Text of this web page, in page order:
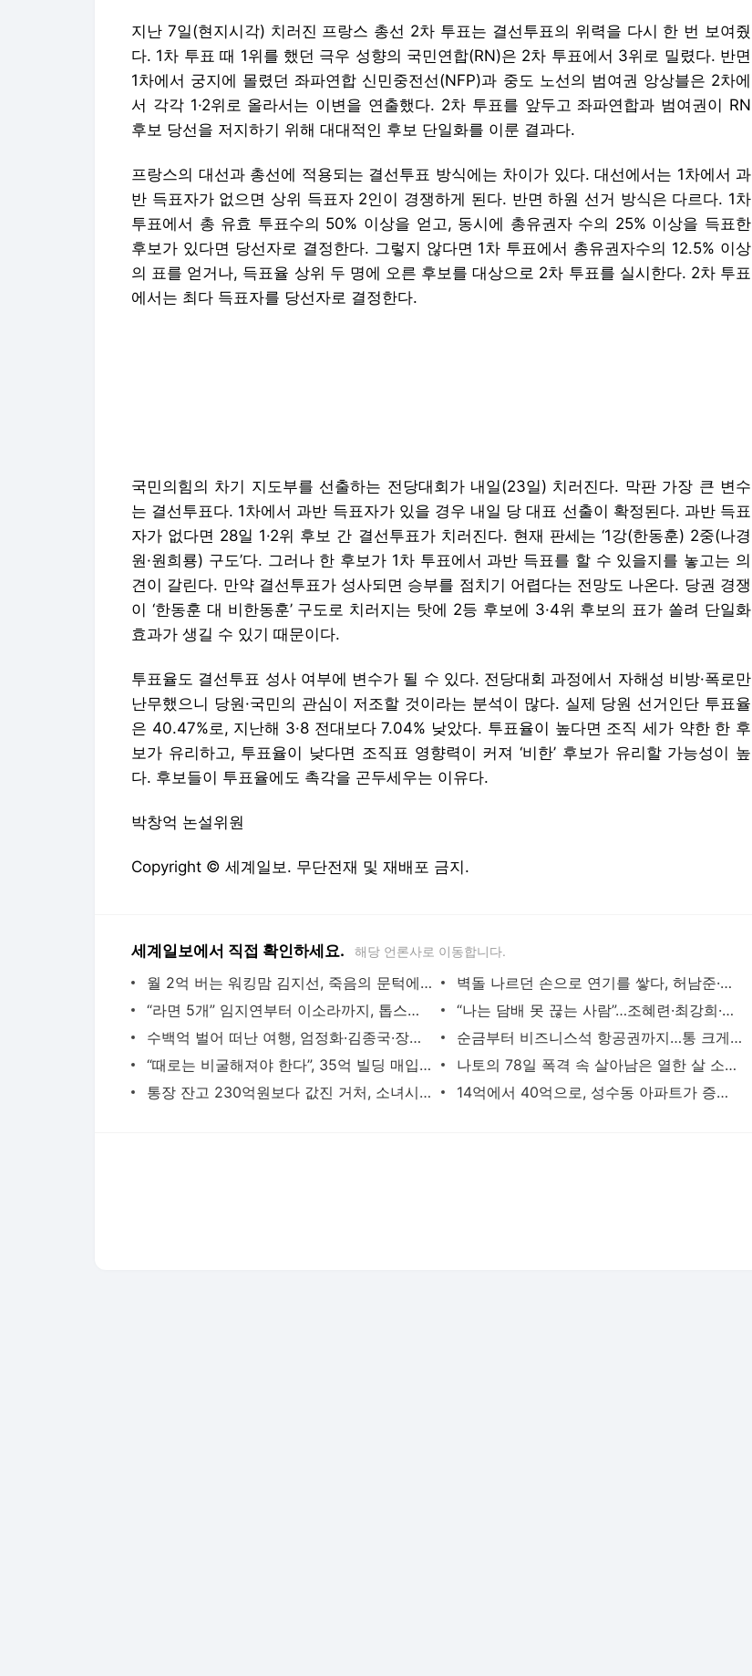
지난 7일(현지시각) 치러진 프랑스 총선 2차 투표는 결선투표의 위력을 다시 한 번 보여줬
다. 1차 투표 때 1위를 했던 극우 성향의 국민연합(RN)은 2차 투표에서 3위로 밀렸다. 반면
1차에서 궁지에 몰렸던 좌파연합 신민중전선(NFP)과 중도 노선의 범여권 앙상블은 2차에
서 각각 1·2위로 올라서는 이변을 연출했다. 2차 투표를 앞두고 좌파연합과 범여권이 RN
후보 당선을 저지하기 위해 대대적인 후보 단일화를 이룬 결과다.
프랑스의 대선과 총선에 적용되는 결선투표 방식에는 차이가 있다. 대선에서는 1차에서 과
반 득표자가 없으면 상위 득표자 2인이 경쟁하게 된다. 반면 하원 선거 방식은 다르다. 1차
투표에서 총 유효 투표수의 50% 이상을 얻고, 동시에 총유권자 수의 25% 이상을 득표한
후보가 있다면 당선자로 결정한다. 그렇지 않다면 1차 투표에서 총유권자수의 12.5% 이상
의 표를 얻거나, 득표율 상위 두 명에 오른 후보를 대상으로 2차 투표를 실시한다. 2차 투표
에서는 최다 득표자를 당선자로 결정한다.
국민의힘의 차기 지도부를 선출하는 전당대회가 내일(23일) 치러진다. 막판 가장 큰 변수
는 결선투표다. 1차에서 과반 득표자가 있을 경우 내일 당 대표 선출이 확정된다. 과반 득표
자가 없다면 28일 1·2위 후보 간 결선투표가 치러진다. 현재 판세는 ‘1강(한동훈) 2중(나경
원·원희룡) 구도’다. 그러나 한 후보가 1차 투표에서 과반 득표를 할 수 있을지를 놓고는 의
견이 갈린다. 만약 결선투표가 성사되면 승부를 점치기 어렵다는 전망도 나온다. 당권 경쟁
이 ‘한동훈 대 비한동훈’ 구도로 치러지는 탓에 2등 후보에 3·4위 후보의 표가 쏠려 단일화
효과가 생길 수 있기 때문이다.
투표율도 결선투표 성사 여부에 변수가 될 수 있다. 전당대회 과정에서 자해성 비방·폭로만
난무했으니 당원·국민의 관심이 저조할 것이라는 분석이 많다. 실제 당원 선거인단 투표율
은 40.47%로, 지난해 3·8 전대보다 7.04% 낮았다. 투표율이 높다면 조직 세가 약한 한 후
보가 유리하고, 투표율이 낮다면 조직표 영향력이 커져 ‘비한’ 후보가 유리할 가능성이 높
다. 후보들이 투표율에도 촉각을 곤두세우는 이유다.
박창억 논설위원
Copyright © 세계일보. 무단전재 및 재배포 금지.
세계일보에서 직접 확인하세요. 해당 언론사로 이동합니다.
월 2억 버는 워킹맘 김지선, 죽음의 문턱에서 깨달은 멈춤의 미학
벽돌 나르던 손으로 연기를 쌓다, 허남준·안보현·이도현의 굳은살 기록
“라면 5개” 임지연부터 이소라까지, 톱스타들의 살 안 찌는 루틴
“나는 담배 못 끊는 사람”…조혜련·최강희·김동완이 금연에 성공한 이유
수백억 벌어 떠난 여행, 엄정화·김종국·장윤정이 마주한 진짜 성공
순금부터 비즈니스석 항공권까지…통 크게 스태프 챙긴 소지섭·아이유·김우빈
“때로는 비굴해져야 한다”, 35억 빌딩 매입한 권성준 셰프의 자산 증식법
나토의 78일 폭격 속 살아남은 열한 살 소년은 어떻게 세계 1위가 됐나
통장 잔고 230억원보다 값진 거처, 소녀시대 유리가 제주 촌동네를 택한 이유
14억에서 40억으로, 성수동 아파트가 증명한 남궁민의 27년 공식